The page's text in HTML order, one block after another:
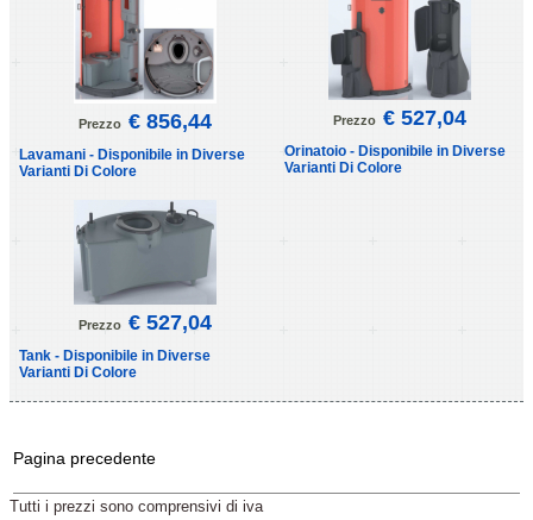
Prezzo € 856,44
Lavamani - Disponibile in Diverse
Varianti Di Colore
Prezzo € 527,04
Orinatoio - Disponibile in Diverse
Varianti Di Colore
Prezzo € 527,04
Tank - Disponibile in Diverse
Varianti Di Colore
Pagina precedente
Tutti i prezzi sono comprensivi di iva